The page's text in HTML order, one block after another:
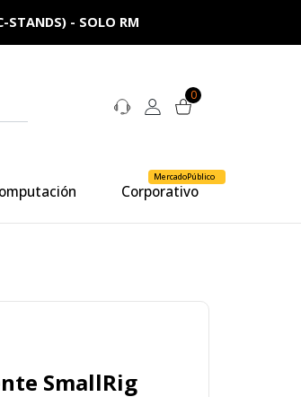
0
Corporativo
MercadoPúblico
STANDS) - SOLO RM
SmallRig